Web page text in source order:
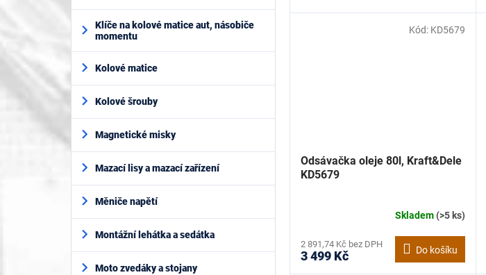
Klíče na kolové matice aut, násobiče
momentu
Kolové matice
Kolové šrouby
Magnetické misky
Mazací lisy a mazací zařízení
Měniče napětí
Montážní lehátka a sedátka
Moto zvedáky a stojany
Odsávačka oleje 80l, Kraft&Dele
KD5679
Skladem(>5 ks)
2 891,74 Kč bez DPH
3 499 Kč Do košíku
Kód: KD5679